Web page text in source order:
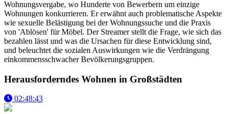
Wohnungsvergabe, wo Hunderte von Bewerbern um einzige
Wohnungen konkurrieren. Er erwähnt auch problematische Aspekte
wie sexuelle Belästigung bei der Wohnungssuche und die Praxis
von 'Ablösen' für Möbel. Der Streamer stellt die Frage, wie sich das
bezahlen lässt und was die Ursachen für diese Entwicklung sind,
und beleuchtet die sozialen Auswirkungen wie die Verdrängung
einkommensschwacher Bevölkerungsgruppen.
Herausforderndes Wohnen in Großstädten
02:48:43